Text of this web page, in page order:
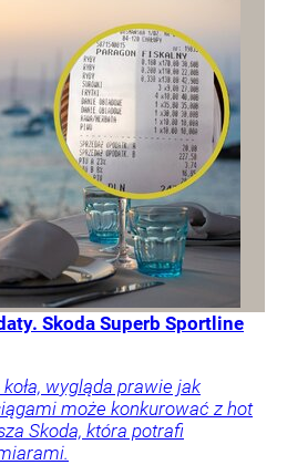
Skoda Superb Sportline
wygląda prawie jak
może konkurować z hot
Skoda, która potrafi